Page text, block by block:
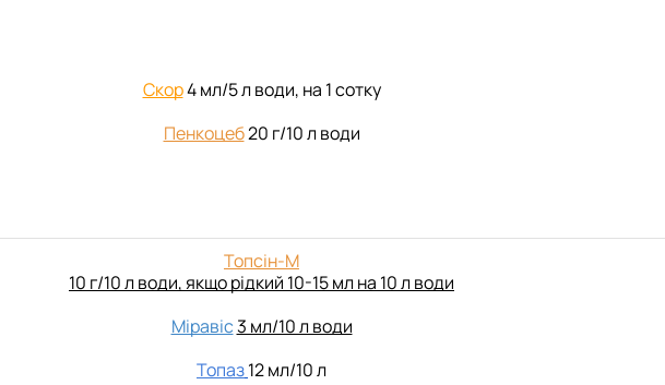
Скор4 мл/5 л води, на 1 сотку
Пенкоцеб20 г/10 л води
Топсін-М
10 г/10 л води, якщо рідкий 10-15 мл на 10 л води
Міравіс3 мл/10 л води
Топаз12 мл/10 л